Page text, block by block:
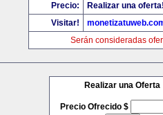
Precio:
Realizar una
Visitar!
Serán consideradas
Realizar una Oferta
Precio Ofrecido $